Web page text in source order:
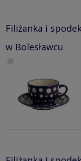
Filiżanka i
w Bolesławcu